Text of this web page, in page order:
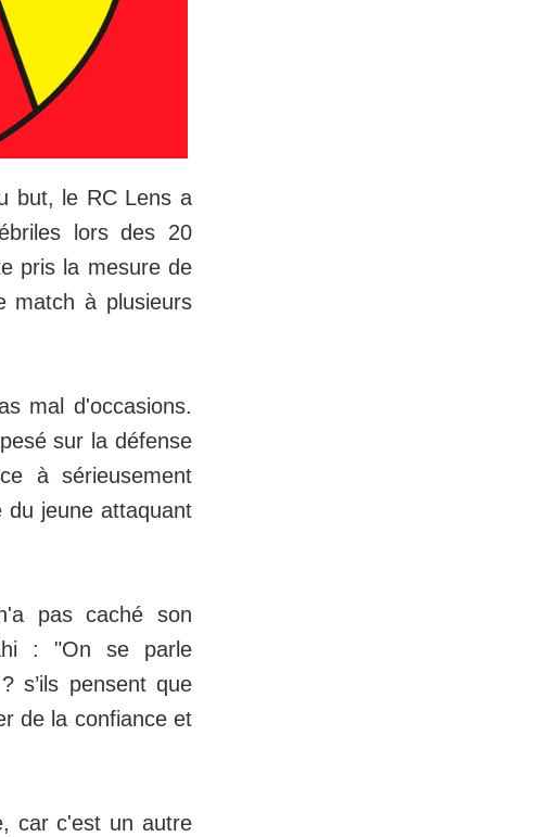
but, le RC Lens a
lors des 20
pris la mesure de
match à plusieurs
mal d'occasions.
sur la défense
à sérieusement
jeune attaquant
pas caché son
: "On se parle
s’ils pensent que
de la confiance et
car c'est un autre